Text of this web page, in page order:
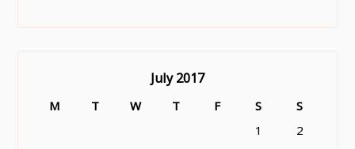
July 2017
M T W T F S
S
1
2